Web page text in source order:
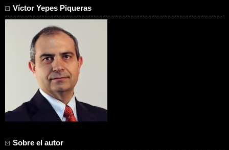
Víctor Yepes Piqueras
Sobre el autor